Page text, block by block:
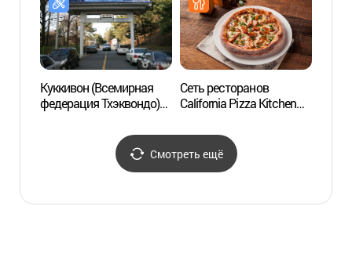
Taekwondo - Великое
боевое искусство Кореи -
Воин месяца' (국기원
태권도 시범단 상설공연:
무사')
Куккивон (Всемирная
федерация Тхэквондо)
Сеть ресторанов
California Pizza Kitchen
(CPK Gannam,
캘리포니아피자키친
Смотреть ещё